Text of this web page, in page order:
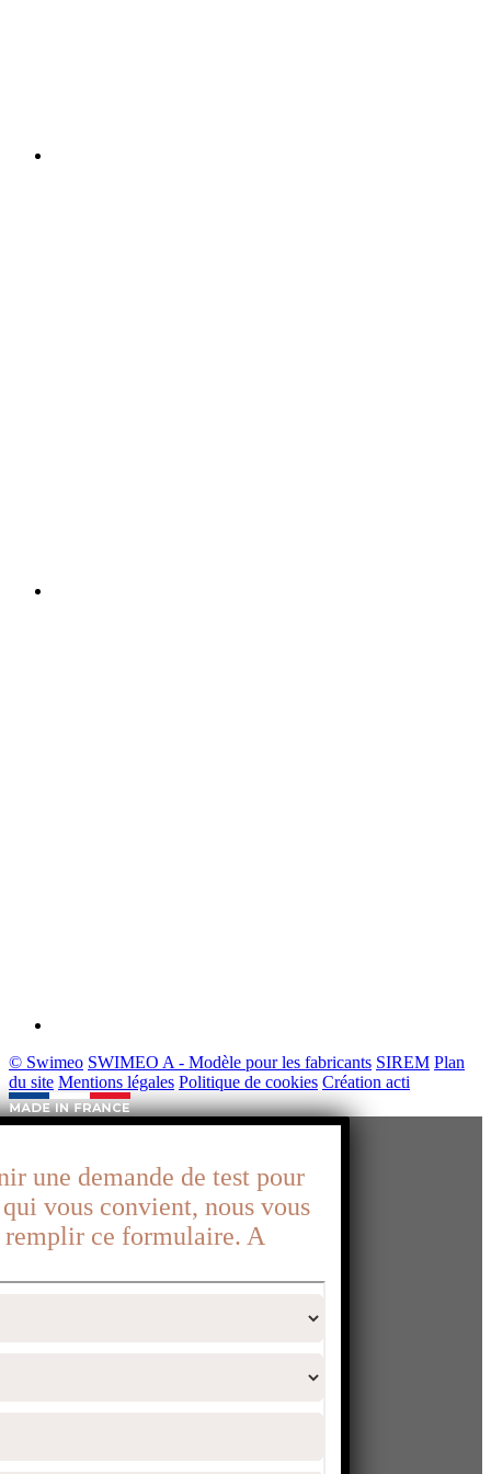
© Swimeo SWIMEO A - Modèle pour les fabricants SIREM Plan
du site Mentions légales Politique de cookies Création acti
une demande de test pour
vous convient, nous vous
ce formulaire. A